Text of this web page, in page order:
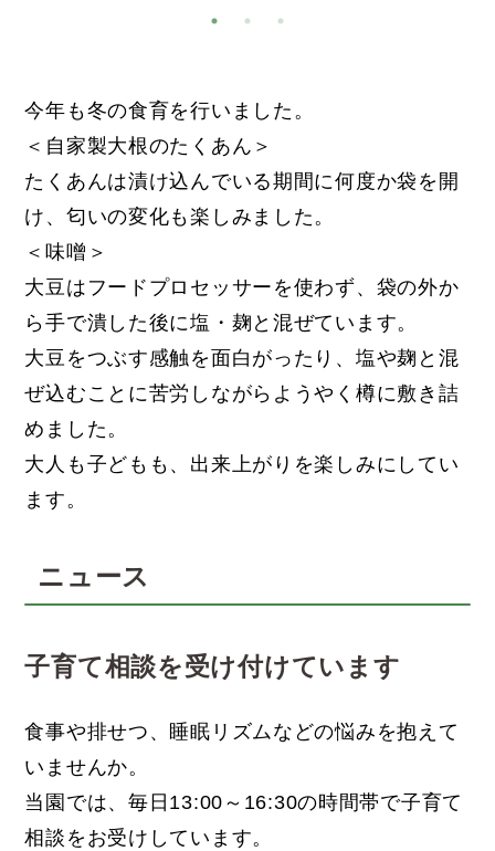
今年も冬の食育を行いました。
＜自家製大根のたくあん＞
たくあんは漬け込んでいる期間に何度か袋を開
け、匂いの変化も楽しみました。
＜味噌＞
大豆はフードプロセッサーを使わず、袋の外か
ら手で潰した後に塩・麹と混ぜています。
大豆をつぶす感触を面白がったり、塩や麹と混
ぜ込むことに苦労しながらようやく樽に敷き詰
めました。
大人も子どもも、出来上がりを楽しみにしてい
ます。
ニュース
子育て相談を受け付けています
食事や排せつ、睡眠リズムなどの悩みを抱えて
いませんか。
当園では、毎日13:00～16:30の時間帯で子育て
相談をお受けしています。